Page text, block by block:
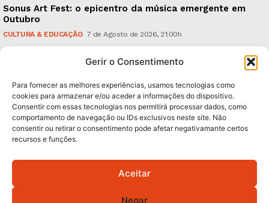
Gerir o Consentimento
Para fornecer as melhores experiências, usamos tecnologias como
cookies para armazenar e/ou aceder a informações do dispositivo.
Consentir com essas tecnologias nos permitirá processar dados, como
comportamento de navegação ou IDs exclusivos neste site. Não
consentir ou retirar o consentimento pode afetar negativamante certos
recursos e funções.
Aceitar
Negar
Sonus Art Fest: o epicentro da música emergente em
Outubro
CULTURA & EDUCAÇÃO 7 de Agosto de 2026, 21:00h
Subscreva Newsletter:
QUERO ADERIR